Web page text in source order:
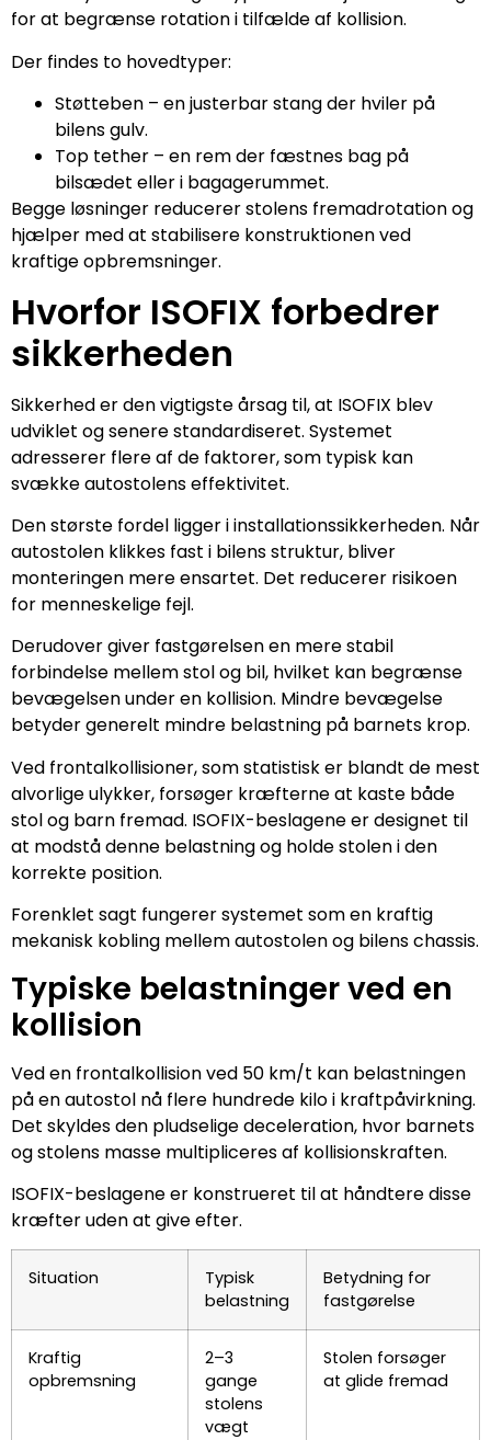
for at begrænse rotation i tilfælde af kollision.
Der findes to hovedtyper:
Støtteben – en justerbar stang der hviler på
bilens gulv.
Top tether – en rem der fæstnes bag på
bilsædet eller i bagagerummet.
Begge løsninger reducerer stolens fremadrotation og
hjælper med at stabilisere konstruktionen ved
kraftige opbremsninger.
Hvorfor ISOFIX forbedrer
sikkerheden
Sikkerhed er den vigtigste årsag til, at ISOFIX blev
udviklet og senere standardiseret. Systemet
adresserer flere af de faktorer, som typisk kan
svække autostolens effektivitet.
Den største fordel ligger i installationssikkerheden. Når
autostolen klikkes fast i bilens struktur, bliver
monteringen mere ensartet. Det reducerer risikoen
for menneskelige fejl.
Derudover giver fastgørelsen en mere stabil
forbindelse mellem stol og bil, hvilket kan begrænse
bevægelsen under en kollision. Mindre bevægelse
betyder generelt mindre belastning på barnets krop.
Ved frontalkollisioner, som statistisk er blandt de mest
alvorlige ulykker, forsøger kræfterne at kaste både
stol og barn fremad. ISOFIX-beslagene er designet til
at modstå denne belastning og holde stolen i den
korrekte position.
Forenklet sagt fungerer systemet som en kraftig
mekanisk kobling mellem autostolen og bilens chassis.
Typiske belastninger ved en
kollision
Ved en frontalkollision ved 50 km/t kan belastningen
på en autostol nå flere hundrede kilo i kraftpåvirkning.
Det skyldes den pludselige deceleration, hvor barnets
og stolens masse multipliceres af kollisionskraften.
ISOFIX-beslagene er konstrueret til at håndtere disse
kræfter uden at give efter.
Situation
Typisk
belastning
Betydning for
fastgørelse
Kraftig
opbremsning
2–3
gange
stolens
vægt
Stolen forsøger
at glide fremad